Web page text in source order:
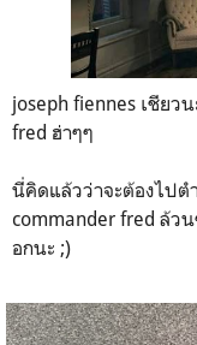
joseph fiennes เชียว
fred ฮ่าๆๆ
นี่คิดแล้วว่าจะต้องไปต
commander fred ล้ว
อกนะ ;)